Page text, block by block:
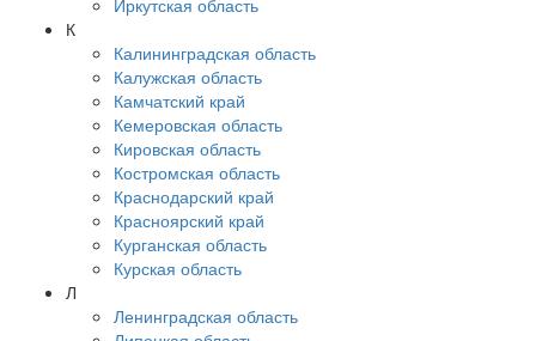
Иркутская область
К
Калининградская область
Калужская область
Камчатский край
Кемеровская область
Кировская область
Костромская область
Краснодарский край
Красноярский край
Курганская область
Курская область
Л
Ленинградская область